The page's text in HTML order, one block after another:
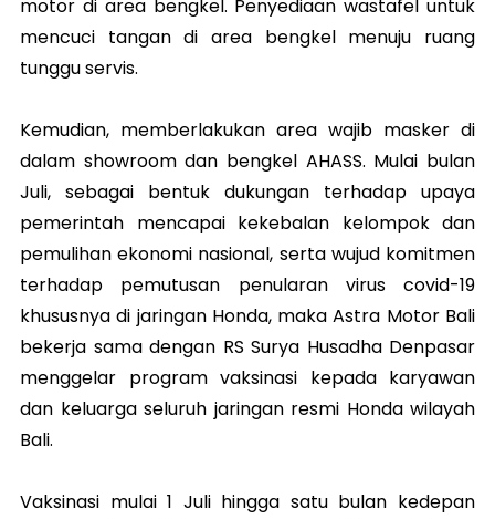
motor di area bengkel. Penyediaan wastafel untuk
mencuci tangan di area bengkel menuju ruang
tunggu servis.
Kemudian, memberlakukan area wajib masker di
dalam showroom dan bengkel AHASS. Mulai bulan
Juli, sebagai bentuk dukungan terhadap upaya
pemerintah mencapai kekebalan kelompok dan
pemulihan ekonomi nasional, serta wujud komitmen
terhadap pemutusan penularan virus covid-19
khususnya di jaringan Honda, maka Astra Motor Bali
bekerja sama dengan RS Surya Husadha Denpasar
menggelar program vaksinasi kepada karyawan
dan keluarga seluruh jaringan resmi Honda wilayah
Bali.
Vaksinasi mulai 1 Juli hingga satu bulan kedepan